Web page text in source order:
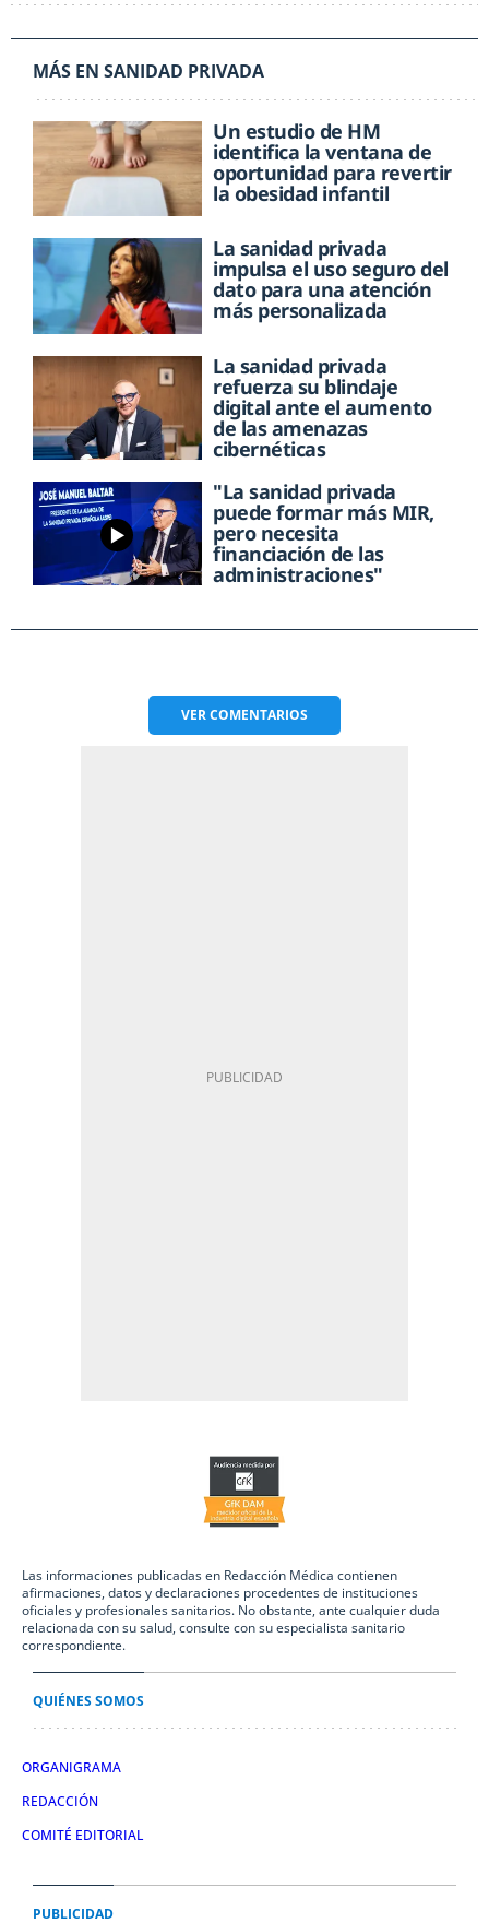
MÁS EN SANIDAD PRIVADA
Un estudio de HM
identifica la ventana de
oportunidad para revertir
la obesidad infantil
La sanidad privada
impulsa el uso seguro del
dato para una atención
más personalizada
La sanidad privada
refuerza su blindaje
digital ante el aumento
de las amenazas
cibernéticas
"La sanidad privada
puede formar más MIR,
pero necesita
financiación de las
administraciones"
VERCOMENTARIOS
Las informaciones publicadas en Redacción Médica contienen
afirmaciones, datos y declaraciones procedentes de instituciones
oficiales y profesionales sanitarios. No obstante, ante cualquier duda
relacionada con su salud, consulte con su especialista sanitario
correspondiente.
QUIÉNES SOMOS
ORGANIGRAMA
REDACCIÓN
COMITÉ EDITORIAL
PUBLICIDAD